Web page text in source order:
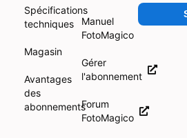
Spécifications
techniques
Magasin
Avantages
des
abonnements
Manuel
FotoMagico
Gérer
l'abonnement
Forum
FotoMagico